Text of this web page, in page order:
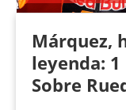
Márquez,
leyenda:
Sobre